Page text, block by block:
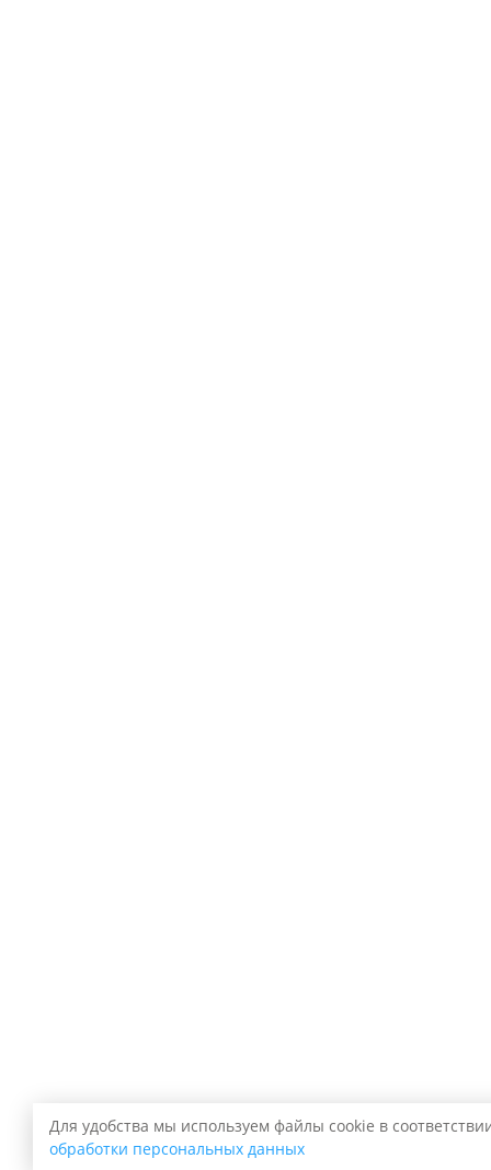
Для удобства мы используем файлы cookie в
обработки персональных данных